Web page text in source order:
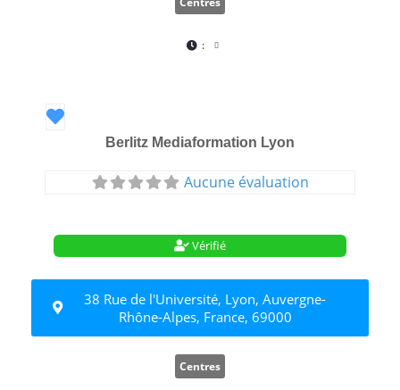
:
Favori
Berlitz Mediaformation Lyon
Aucune évaluation
Vérifié
38 Rue de l'Université, Lyon, Auvergne-
Rhône-Alpes, France, 69000
Centres